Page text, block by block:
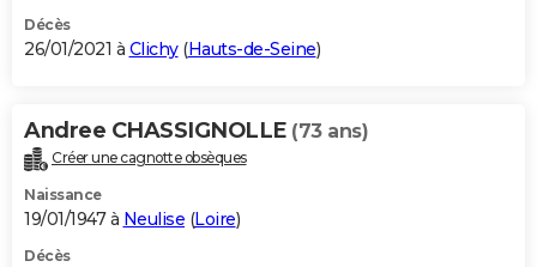
Décès
26/01/2021 à Clichy(Hauts-de-Seine)
Andree CHASSIGNOLLE (73 ans)
Créer une cagnotte obsèques
Naissance
19/01/1947 à Neulise (Loire)
Décès